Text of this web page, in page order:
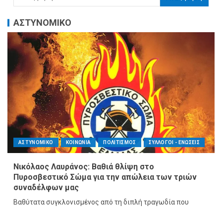
ΑΣΤΥΝΟΜΙΚΟ
ΑΣΤΥΝΟΜΙΚΟ ΚΟΙΝΩΝΙΑ ΠΟΛΙΤΙΣΜΟΣ ΣΥΛΛΟΓΟΙ - ΕΝΩΣΕΙΣ
Νικόλαος Λαυράνος: Βαθιά θλίψη στο
Πυροσβεστικό Σώμα για την απώλεια των τριών
συναδέλφων μας
Βαθύτατα συγκλονισμένος από τη διπλή τραγωδία που